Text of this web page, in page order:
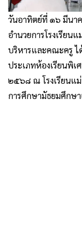
วันอาทิตย์ที่ ๑๖ มีนา
อำนวยการโรงเรีย
บริหารและคณะครู ไ
ประเภทห้องเรียนพิ
๒๕๖๘ ณ โรงเรียนแ
การศึกษามัธยมศึกษา